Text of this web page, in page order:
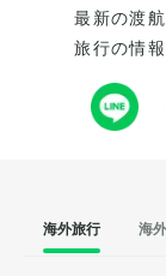
最新の渡
旅行の情
海外旅行 海